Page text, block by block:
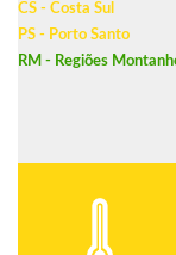
CS - Costa Sul
PS - Porto Santo
RM - Regiões